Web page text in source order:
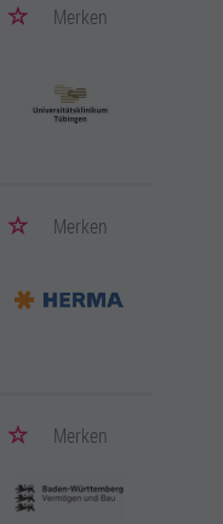
Merken
Merken
Merken